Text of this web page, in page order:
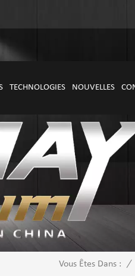
TECHNOLOGIES NOUVELLES
Vous Êtes Dans : /